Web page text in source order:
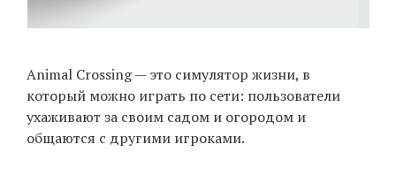
Animal Crossing — это симулятор жизни, в
который можно играть по сети: пользователи
ухаживают за своим садом и огородом и
общаются с другими игроками.